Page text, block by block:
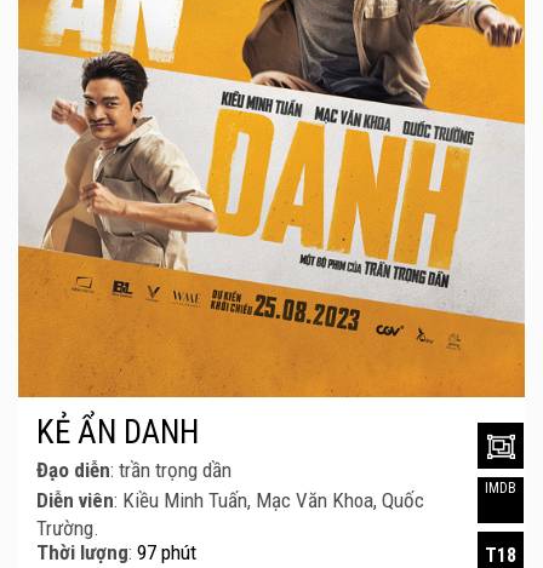
KẺ ẨN DANH
Đạo diễn: trần trọng dần
Diễn viên: Kiều Minh Tuấn, Mạc Văn Khoa, Quốc
Trường.
Thời lượng: 97 phút
IMDB
T18